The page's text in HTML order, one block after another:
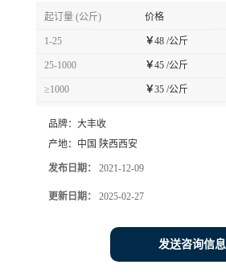
起订量 (公斤) 价格
1-25 ￥48 /公斤
25-1000 ￥45 /公斤
≥1000 ￥35 /公斤
品牌： 大丰收
产地： 中国 陕西西安
发布日期： 2021-12-09
更新日期： 2025-02-27
发送咨询信息